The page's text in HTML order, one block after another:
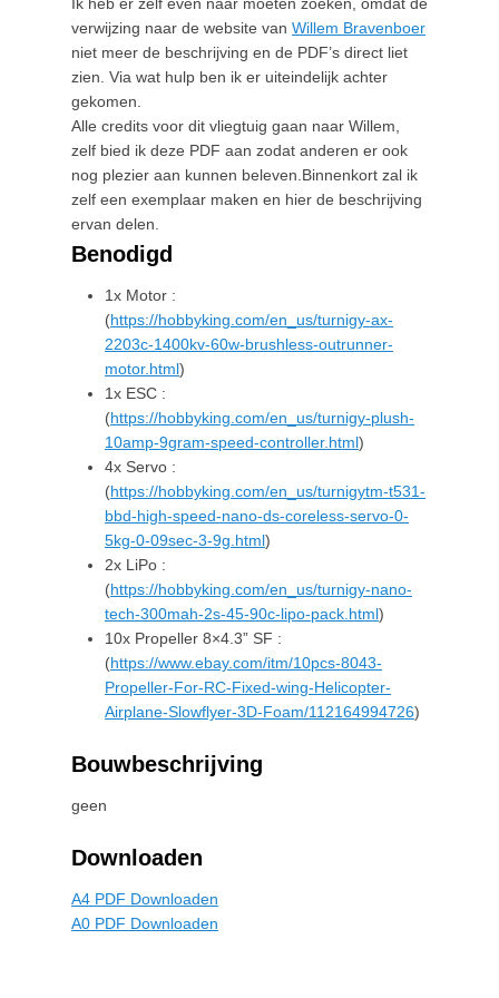
b
e
r
1
4
,
2
0
2
0
b
verwijzing naar de website van Willem Bravenboer
niet meer de beschrijving en de PDF’s direct liet
zien. Via wat hulp ben ik er uiteindelijk achter
gekomen.
Alle credits voor dit vliegtuig gaan naar Willem,
zelf bied ik deze PDF aan zodat anderen er ook
nog plezier aan kunnen beleven.Binnenkort zal ik
zelf een exemplaar maken en hier de beschrijving
ervan delen.
Benodigd
1x Motor :
(https://hobbyking.com/en_us/turnigy-ax-
2203c-1400kv-60w-brushless-outrunner-
motor.html)
1x ESC :
(https://hobbyking.com/en_us/turnigy-plush-
10amp-9gram-speed-controller.html)
4x Servo :
(https://hobbyking.com/en_us/turnigytm-t531-
bbd-high-speed-nano-ds-coreless-servo-0-
5kg-0-09sec-3-9g.html)
2x LiPo :
(https://hobbyking.com/en_us/turnigy-nano-
tech-300mah-2s-45-90c-lipo-pack.html)
10x Propeller 8×4.3” SF :
(https://www.ebay.com/itm/10pcs-8043-
Propeller-For-RC-Fixed-wing-Helicopter-
Airplane-Slowflyer-3D-Foam/112164994726)
Bouwbeschrijving
geen
Downloaden
A4 PDF Downloaden
A0 PDF Downloaden